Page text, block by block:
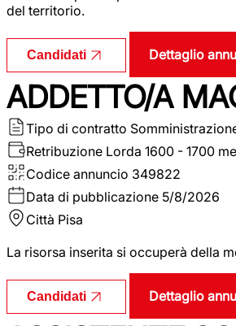
del territorio.
Candidati Dettaglio
ADDETTO/A
Tipo di contratto
Retribuzione Lorda 1600 - 1700
Codice annuncio 349822
Data di pubblicazione 5/8/2026
Città Pisa
La risorsa inserita si occuperà della
Candidati Dettaglio